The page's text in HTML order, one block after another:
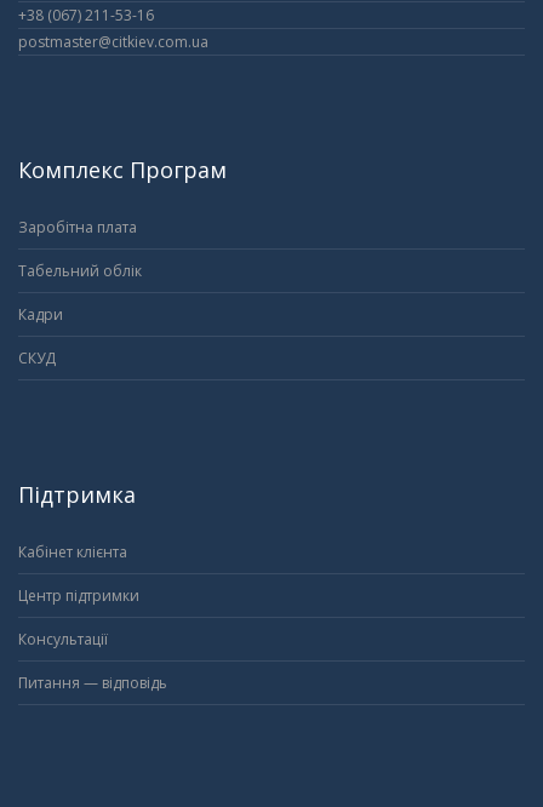
+38 (067) 211-53-16
postmaster@citkiev.com.ua
Комплекс Програм
Заробітна плата
Табельний облік
Кадри
СКУД
Підтримка
Кабінет клієнта
Центр підтримки
Консультації
Питання — відповідь